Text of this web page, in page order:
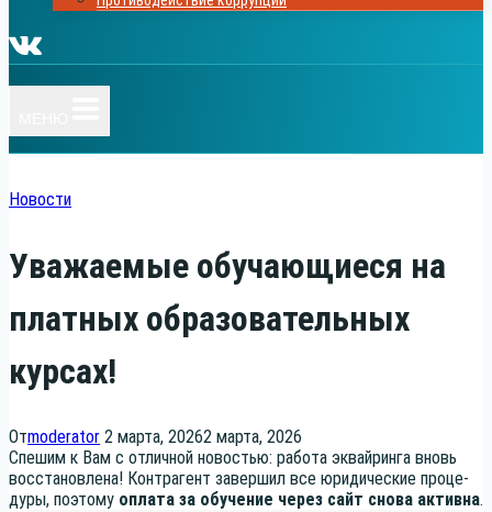
Новости
Уважаемые обучающиеся на
платных образовательных
курсах!
Отmoderator 2 марта, 20262 марта, 2026
Спе­шим к Вам с отлич­ной ново­стью: рабо­та эквай­рин­га вновь
вос­ста­нов­ле­на! Контр­агент завер­шил все юри­ди­че­ские про­це­
ду­ры, поэто­му опла­та за обу­че­ние через сайт сно­ва актив­на.